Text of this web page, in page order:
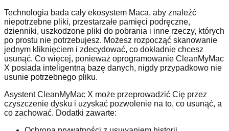
Technologia bada cały ekosystem Maca, aby znaleźć
niepotrzebne pliki, przestarzałe pamięci podręczne,
dzienniki, uszkodzone pliki do pobrania i inne rzeczy, których
po prostu nie potrzebujesz. Możesz rozpocząć skanowanie
jednym kliknięciem i zdecydować, co dokładnie chcesz
usunąć. Co więcej, ponieważ oprogramowanie CleanMyMac
X posiada inteligentną bazę danych, nigdy przypadkowo nie
usunie potrzebnego pliku.
Asystent CleanMyMac X może przeprowadzić Cię przez
czyszczenie dysku i uzyskać pozwolenie na to, co usunąć, a
co zachować. Dodatki zawarte: